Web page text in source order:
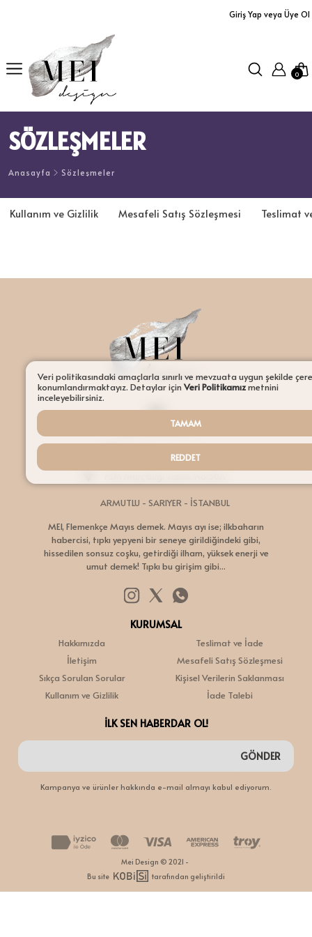
Giriş Yap veya Üye Ol
Orta Sehpalar
Büfe / Dolap
Servis Arabaları
Aydınlatmalar
Şamdanlar
Tepsiler
Servisler
Sehpalar
Tüm Ürünler ürünleri
0
SÖZLEŞMELER
Anasayfa Sözleşmeler
Kullanım ve Gizlilik Mesafeli Satış Sözleşmesi Teslimat
Veri politikasındaki amaçlarla sınırlı ve mevzuata uygun şekilde
konumlandırmaktayız. Detaylar içinVeri Politikamızmetnini
inceleyebilirsiniz.
TAMAM
REDDET
MEI
05336578179
hello@meidesign.co
ARMUTLU - SARIYER - İSTANBUL
MEI, Flemenkçe Mayıs demek. Mayıs ayı ise; ilkbaharın
habercisi, tıpkı yepyeni bir seneye girildiğindeki gibi,
hissedilen sonsuz coşku, getirdiği ilham, yüksek enerji ve
umut demek! Tıpkı bu girişim gibi...
KURUMSAL
Hakkımızda
İletişim
Sıkça Sorulan Sorular
Kullanım ve Gizlilik
Teslimat ve İade
Mesafeli Satış Sözleşmesi
Kişisel Verilerin Saklanması
İade Talebi
İLK SEN HABERDAR OL!
GÖNDER
Kampanya ve ürünler hakkında e-mail almayı kabul ediyorum.
Mei Design © 2021 -
Bu site
tarafından geliştirildi